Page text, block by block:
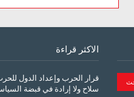
الاكثر قراءة
قرار الحرب وإعداد الدول
سلاح ولا إرادة في قبضة